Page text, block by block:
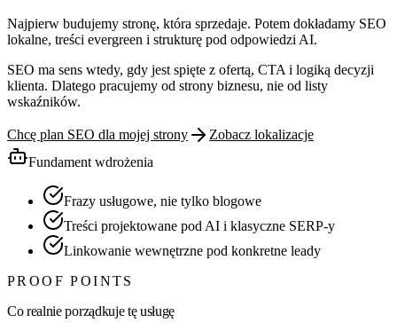
Najpierw budujemy stronę, która sprzedaje. Potem dokładamy SEO
lokalne, treści evergreen i strukturę pod odpowiedzi AI.
SEO ma sens wtedy, gdy jest spięte z ofertą, CTA i logiką decyzji
klienta. Dlatego pracujemy od strony biznesu, nie od listy
wskaźników.
Chcę plan SEO dla mojej strony
Zobacz lokalizacje
Fundament wdrożenia
Frazy usługowe, nie tylko blogowe
Treści projektowane pod AI i klasyczne SERP-y
Linkowanie wewnętrzne pod konkretne leady
PROOF POINTS
Co realnie porządkuje tę usługę